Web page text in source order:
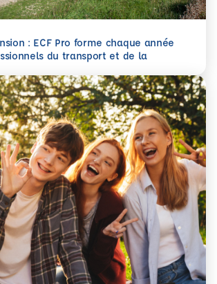
: ECF Pro forme chaque année
du transport et de la
: ECF Pro forme chaque année 110